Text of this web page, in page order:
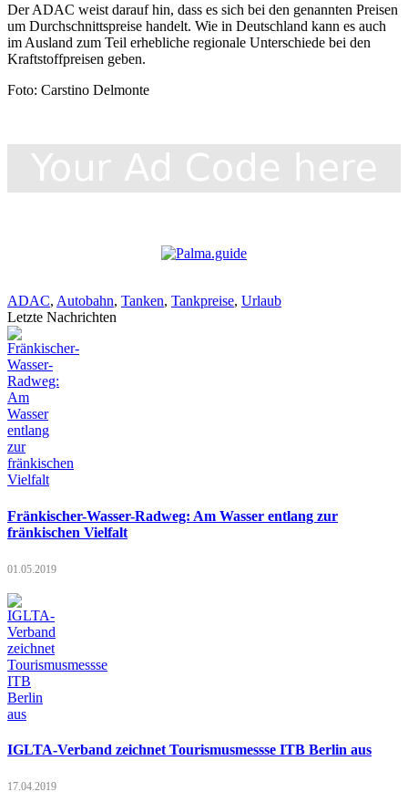
Der ADAC weist darauf hin, dass es sich bei den genannten Preisen
um Durchschnittspreise handelt. Wie in Deutschland kann es auch
im Ausland zum Teil erhebliche regionale Unterschiede bei den
Kraftstoffpreisen geben.
Foto: Carstino Delmonte
ADAC, Autobahn, Tanken, Tankpreise, Urlaub
Letzte Nachrichten
Fränkischer-Wasser-Radweg: Am Wasser entlang zur
fränkischen Vielfalt
01.05.2019
IGLTA-Verband zeichnet Tourismusmessse ITB Berlin aus
17.04.2019